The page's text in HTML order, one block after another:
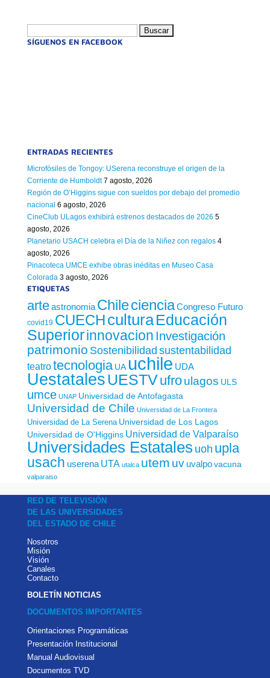
SÍGUENOS EN FACEBOOK
ENTRADAS RECIENTES
Microfósiles de Tongoy: USerena reconstruye el origen de la
Corriente de Humboldt 7 agosto, 2026
Región de O’Higgins sigue con sueldos por debajo del promedio
nacional 6 agosto, 2026
CineClub ULagos exhibirá estrenos destacados de 2026 5
agosto, 2026
Planetario USACH celebra el Día de la Niñez con regalos 4
agosto, 2026
Pinacoteca UMCE exhibe obras inéditas en Museo Casa
Colorada 3 agosto, 2026
ETIQUETAS
arteastronomia Chileciencia Congreso Futuro
covid19 CUECHculturaEducación
Superiorinnovacion Investigación
patrimonio Sostenibilidad sustentabilidad
teatrotecnologia UA uchile UDA
Uestatales UESTVufroulagos ULS
umce UNAP Universidad de Antofagasta
Universidad de Chile Universidad de La Frontera
Universidad de La Serena Universidad de Los Lagos
Universidad de O'Higgins Universidad de Valparaíso
Universidades Estatales uoh upla
usach userena UTA utalca utem uv uvalpo vacuna
valparaiso
RED DE TELEVISIÓN
DE LAS UNIVERSIDADES
DEL ESTADO DE CHILE
Nosotros
Misión
Visión
Canales
Contacto
BOLETÍN NOTICIAS
DOCUMENTOS IMPORTANTES
Orientaciones Programáticas
Presentación Institucional
Manual Audiovisual
Documentos TVD